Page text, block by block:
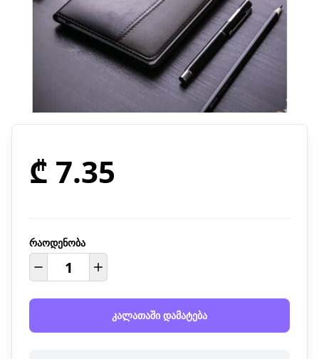
₾ 7.35
რაოდენობა
კალათაში დამატება